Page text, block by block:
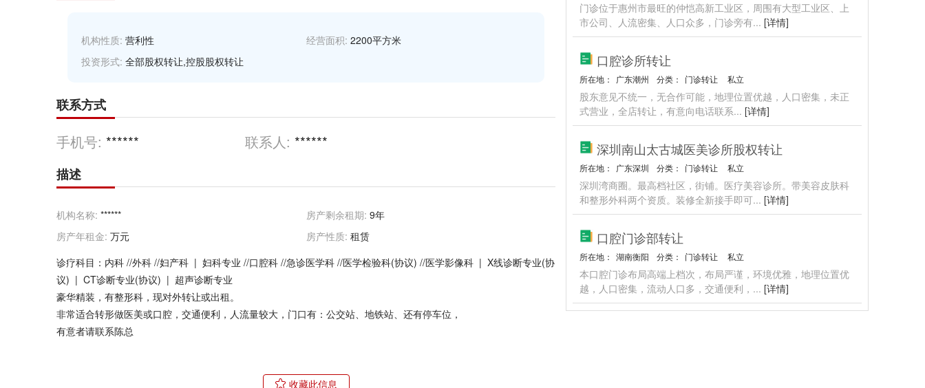
机构性质: 营利性 经营面积: 2200平方米
投资形式: 全部股权转让,控股股权转让
联系方式
手机号: ****** 联系人: ******
描述
机构名称: ****** 房产剩余租期: 9年
房产年租金: 万元 房产性质: 租赁
诊疗科目：内科 //外科 //妇产科 | 妇科专业 //口腔科 //急诊医学科 //医学检验科(协议) //医学影像科 | X线诊断专业(协
议) | CT诊断专业(协议) | 超声诊断专业
豪华精装，有整形科，现对外转让或出租。
非常适合转形做医美或口腔，交通便利，人流量较大，门口有：公交站、地铁站、还有停车位，
有意者请联系陈总
收藏此信息
门诊位于惠州市最旺的仲恺高新工业区，周围有大型工业区、上
市公司、人流密集、人口众多，门诊旁有... [详情]
口腔诊所转让
所在地： 广东潮州 分类： 门诊转让 私立
股东意见不统一，无合作可能，地理位置优越，人口密集，未正
式营业，全店转让，有意向电话联系... [详情]
深圳南山太古城医美诊所股权转让
所在地： 广东深圳 分类： 门诊转让 私立
深圳湾商圈。最高档社区，街铺。医疗美容诊所。带美容皮肤科
和整形外科两个资质。装修全新接手即可... [详情]
口腔门诊部转让
所在地： 湖南衡阳 分类： 门诊转让 私立
本口腔门诊布局高端上档次，布局严谨，环境优雅，地理位置优
越，人口密集，流动人口多，交通便利， ... [详情]